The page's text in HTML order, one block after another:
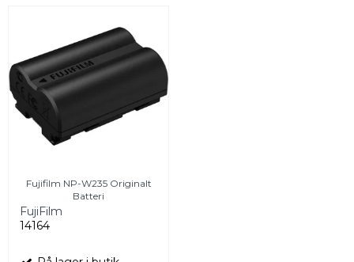
Fujifilm NP-W235 Originalt
Batteri
FujiFilm
14164